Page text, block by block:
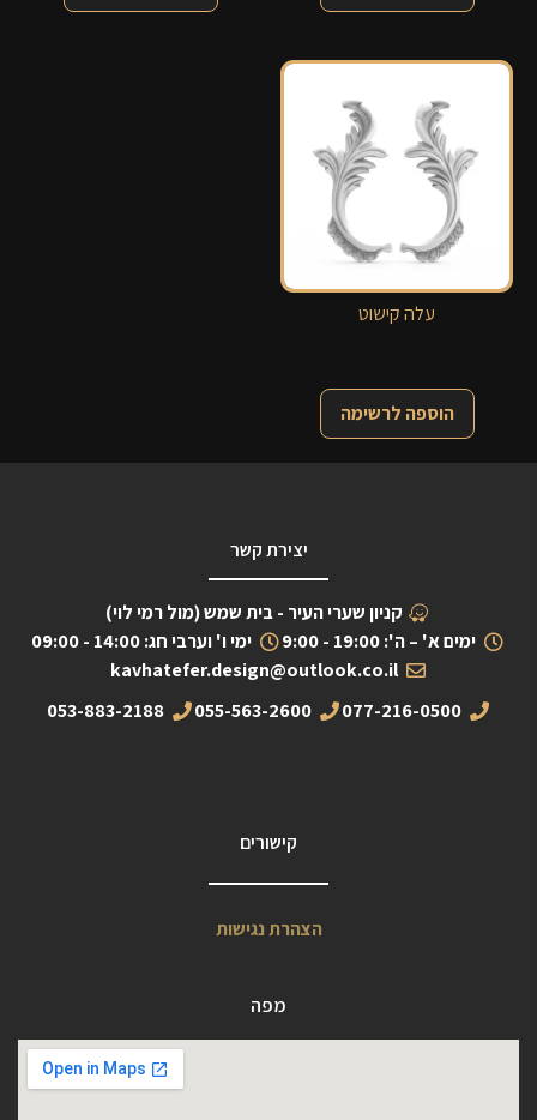
עלה קישוט
הוספה לרשימה
יצירת קשר
קניון שערי העיר - בית שמש (מול רמי לוי)
ימים א' – ה': 19:00 - 9:00
ימי ו' וערבי חג: 14:00 - 09:00
kavhatefer.design@outlook.co.il
077-216-0500
055-563-2600
053-883-2188
קישורים
הצהרת נגישות
מפה